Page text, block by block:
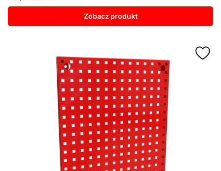
Zobacz produkt